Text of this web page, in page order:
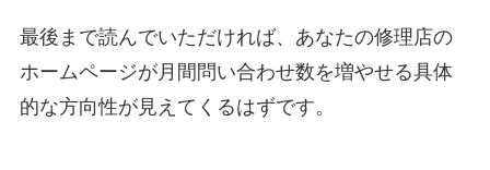
最後まで読んでいただければ、あなたの修理店の
ホームページが月間問い合わせ数を増やせる具体
的な方向性が見えてくるはずです。